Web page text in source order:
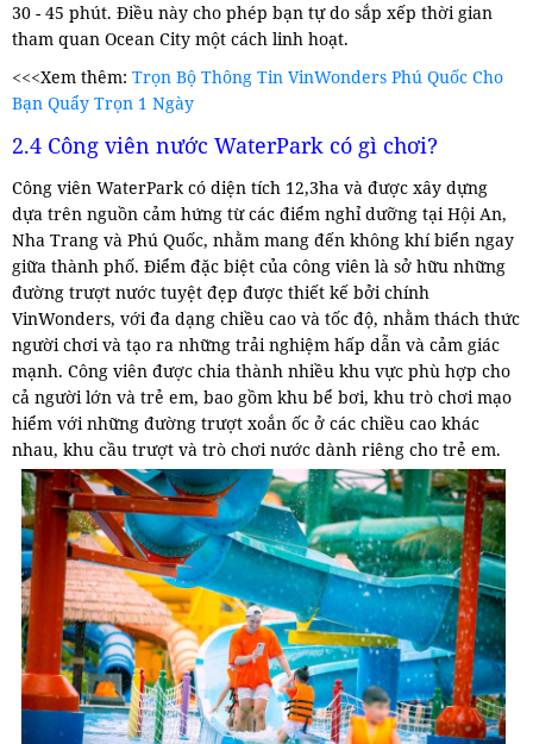
30 - 45 phút. Điều này cho phép bạn tự do sắp xếp thời gian
tham quan Ocean City một cách linh hoạt.
<<<Xem thêm: Trọn Bộ Thông Tin VinWonders Phú Quốc Cho
Bạn Quẩy Trọn 1 Ngày
2.4 Công viên nước WaterPark có gì chơi?
Công viên WaterPark có diện tích 12,3ha và được xây dựng
dựa trên nguồn cảm hứng từ các điểm nghỉ dưỡng tại Hội An,
Nha Trang và Phú Quốc, nhằm mang đến không khí biển ngay
giữa thành phố. Điểm đặc biệt của công viên là sở hữu những
đường trượt nước tuyệt đẹp được thiết kế bởi chính
VinWonders, với đa dạng chiều cao và tốc độ, nhằm thách thức
người chơi và tạo ra những trải nghiệm hấp dẫn và cảm giác
mạnh. Công viên được chia thành nhiều khu vực phù hợp cho
cả người lớn và trẻ em, bao gồm khu bể bơi, khu trò chơi mạo
hiểm với những đường trượt xoắn ốc ở các chiều cao khác
nhau, khu cầu trượt và trò chơi nước dành riêng cho trẻ em.